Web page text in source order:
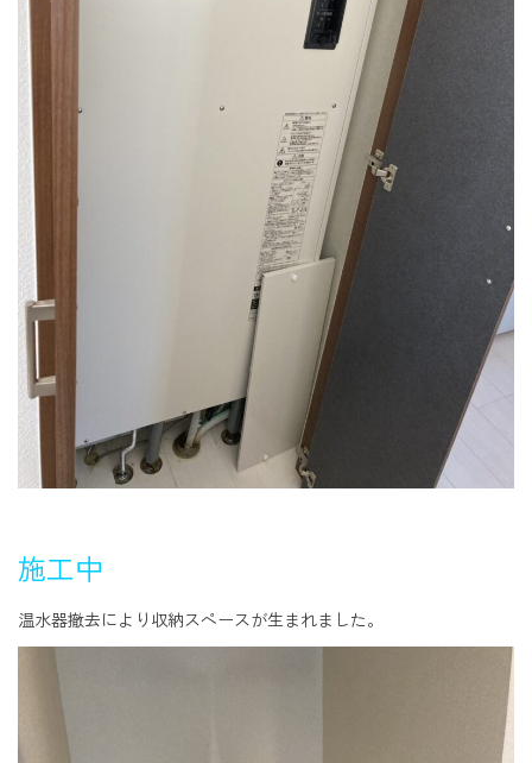
施工中
温水器撤去により収納スペースが生まれました。